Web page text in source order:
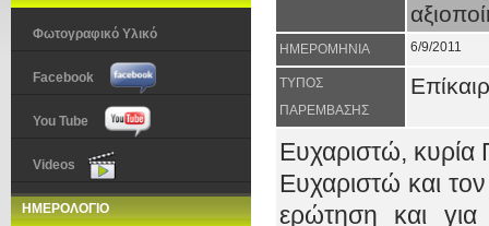
Φωτογραφικό Υλικό
Facebook
You Tube
Videos
ΗΜΕΡΟΛΟΓΙΟ
ΗΜΕΡΟΜΗΝΙΑ 6/9/2011
ΤΥΠΟΣ
ΠΑΡΕΜΒΑΣΗΣ
Ευχαριστώ, κυρία
Ευχαριστώ και
ερώτηση και για